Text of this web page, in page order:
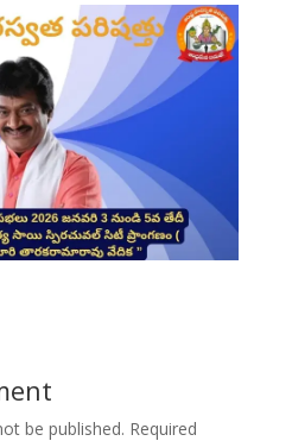
be published. Required